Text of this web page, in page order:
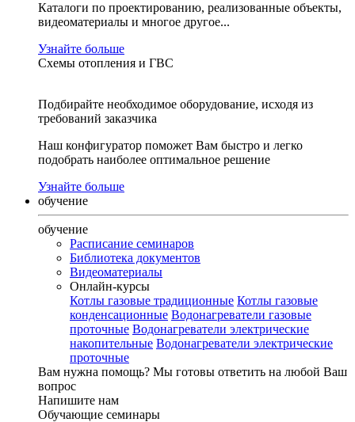
Каталоги по проектированию, реализованные объекты,
видеоматериалы и многое другое...
Узнайте больше
Схемы отопления и ГВС
Подбирайте необходимое оборудование, исходя из
требований заказчика
Наш конфигуратор поможет Вам быстро и легко
подобрать наиболее оптимальное решение
Узнайте больше
обучение
обучение
Расписание семинаров
Библиотека документов
Видеоматериалы
Онлайн-курсы
Котлы газовые традиционные Котлы газовые
конденсационные Водонагреватели газовые
проточные Водонагреватели электрические
накопительные Водонагреватели электрические
проточные
Вам нужна помощь? Мы готовы ответить на любой Ваш
вопрос
Напишите нам
Обучающие семинары